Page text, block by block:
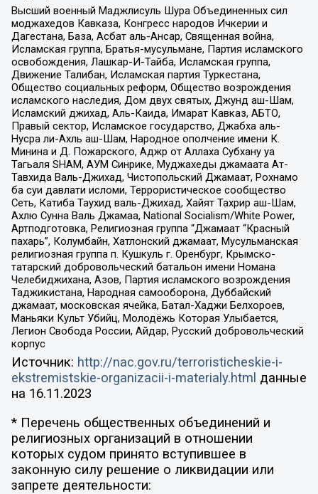
Высший военный Маджлисуль Шура Объединенных сил
моджахедов Кавказа, Конгресс народов Ичкерии и
Дагестана, База, Асбат аль-Ансар, Священная война,
Исламская группа, Братья-мусульмане, Партия исламского
освобождения, Лашкар-И-Тайба, Исламская группа,
Движение Талибан, Исламская партия Туркестана,
Общество социальных реформ, Общество возрождения
исламского наследия, Дом двух святых, Джунд аш-Шам,
Исламский джихад, Аль-Каида, Имарат Кавказ, АБТО,
Правый сектор, Исламское государство, Джабха аль-
Нусра ли-Ахль аш-Шам, Народное ополчение имени К.
Минина и Д. Пожарского, Аджр от Аллаха Субхану уа
Тагьаля SHAM, АУМ Синрике, Муджахеды джамаата Ат-
Тавхида Валь-Джихад, Чистопольский Джамаат, Рохнамо
ба суи давлати исломи, Террористическое сообщество
Сеть, Катиба Таухид валь-Джихад, Хайят Тахрир аш-Шам,
Ахлю Сунна Валь Джамаа, National Socialism/White Power,
Артподготовка, Религиозная группа “Джамаат “Красный
пахарь”, Колумбайн, Хатлонский джамаат, Мусульманская
религиозная группа п. Кушкуль г. Оренбург, Крымско-
татарский добровольческий батальон имени Номана
Челебиджихана, Азов, Партия исламского возрождения
Таджикистана, Народная самооборона, Дуббайский
джамаат, московская ячейка, Батал-Хаджи Белхороев,
Маньяки Культ Убийц, Молодёжь Которая Улыбается,
Легион Свобода России, Айдар, Русский добровольческий
корпус
Источник: http://nac.gov.ru/terroristicheskie-i-
ekstremistskie-organizacii-i-materialy.html данные
на 16.11.2023
* Перечень общественных объединений и
религиозных организаций в отношении
которых судом принято вступившее в
законную силу решение о ликвидации или
запрете деятельности: